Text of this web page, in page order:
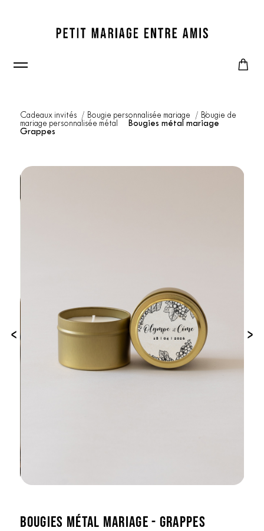
Cadeaux invités Bougie personnalisée mariage
Bougie de
mariage personnalisée métal
Bougies métal mariage
Grappes
‹ ›
BOUGIES MÉTAL MARIAGE - GRAPPES